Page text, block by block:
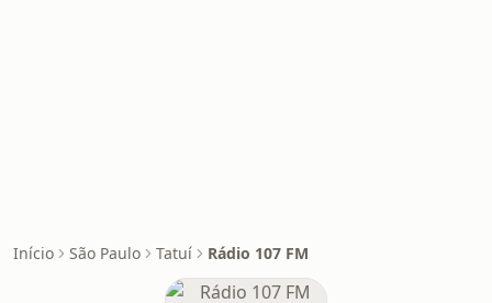
Início São Paulo Tatuí Rádio 107 FM